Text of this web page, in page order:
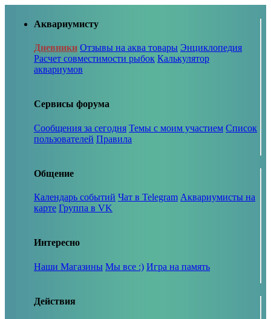
Аквариумисту
Дневники Отзывы на аква товары Энциклопедия
Расчет совместимости рыбок Калькулятор
аквариумов
Сервисы форума
Сообщения за сегодня Темы с моим участием Список
пользователей Правила
Общение
Календарь событий Чат в Telegram Аквариумисты на
карте Группа в VK
Интересно
Наши Магазины Мы все :) Игра на память
Действия